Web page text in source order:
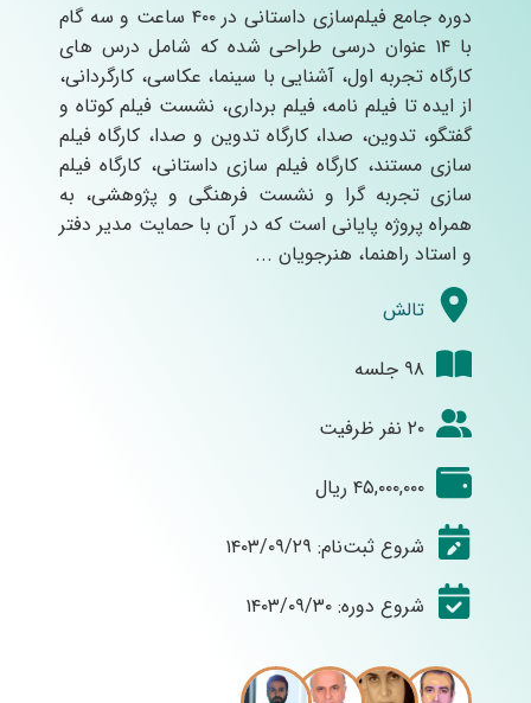
دوره جامع فیلم‌سازی داستانی در ۴۰۰ ساعت و سه گام
با ۱۴ عنوان درسی طراحی شده که شامل درس های
کارگاه تجربه اول، آشنایی با سینما، عکاسی، کارگردانی،
از ایده تا فیلم نامه، فیلم برداری، نشست فیلم کوتاه و
گفتگو، تدوین، صدا، کارگاه تدوین و صدا، کارگاه فیلم
سازی مستند، کارگاه فیلم سازی داستانی، کارگاه فیلم
سازی تجربه گرا و نشست فرهنگی و پژوهشی، به
همراه پروژه پایانی است که در آن با حمایت مدیر دفتر
و استاد راهنما، هنرجویان ...
تالش
۹۸ جلسه
۲۰ نفر ظرفیت
۴۵,۰۰۰,۰۰۰ ریال
شروع ثبت‌نام: ۱۴۰۳/۰۹/۲۹
شروع دوره: ۱۴۰۳/۰۹/۳۰